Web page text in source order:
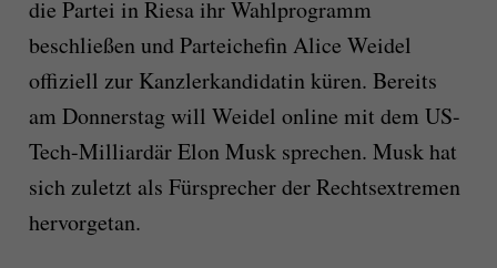
die Partei in Riesa ihr Wahlprogramm
beschließen und Parteichefin Alice Weidel
offiziell zur Kanzlerkandidatin küren. Bereits
am Donnerstag will Weidel online mit dem US-
Tech-Milliardär Elon Musk sprechen. Musk hat
sich zuletzt als Fürsprecher der Rechtsextremen
hervorgetan.